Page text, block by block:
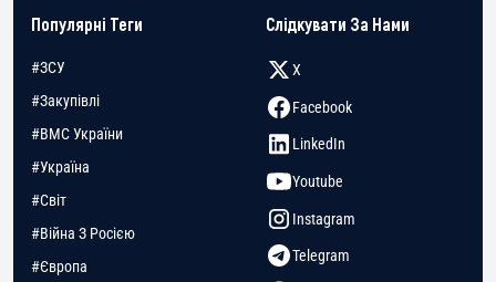
Популярні Теги
#ЗСУ
#Закупівлі
#ВМС України
#Україна
#Світ
#Війна З Росією
#Європа
Слідкувати За Нами
X
Facebook
LinkedIn
Youtube
Instagram
Telegram